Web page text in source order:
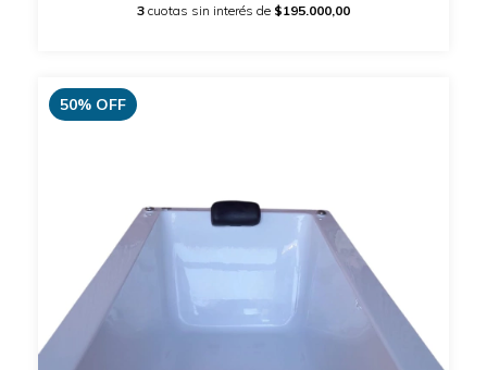
3 cuotas sin interés de $195.000,00
50% OFF